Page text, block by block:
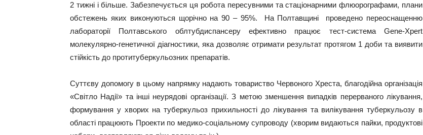
2 тижні і більше. Забезпечується ця робота пересувними та стаціонарними флюорографами, плани
обстежень яких виконуються щорічно на 90 – 95%. На Полтавщині проведено переоснащенню
лабораторії Полтавського облтубдиспансеру ефективно працює тест-система Gene-Xpert
молекулярно-генетичної діагностики, яка дозволяє отримати результат протягом 1 доби та виявити
стійкість до протитуберкульозних препаратів.
Суттєву допомогу в цьому напрямку надають товариство Червоного Хреста, благодійна організація
«Світло Надії» та інші неурядові організації. З метою зменшення випадків перерваного лікування,
формування у хворих на туберкульоз прихильності до лікування та вилікування туберкульозу в
області працюють Проекти по медико-соціальному супроводу (хворим видаються пайки, продуктові